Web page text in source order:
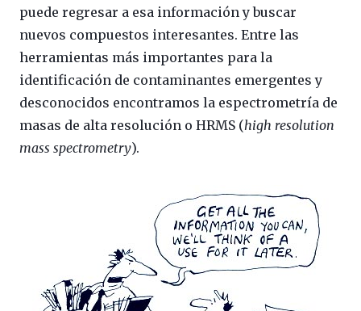
puede regresar a esa información y buscar
nuevos compuestos interesantes. Entre las
herramientas más importantes para la
identificación de contaminantes emergentes y
desconocidos encontramos la espectrometría de
masas de alta resolución o HRMS (high resolution
mass spectrometry).